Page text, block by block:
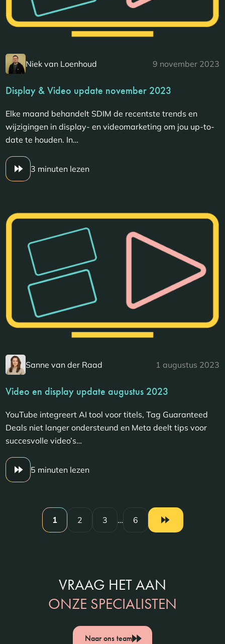
Niek van Loenhoud 9 november 2023
Display & Video update november 2023
Elke maand behandelt SDIM de recentste trends en
wijzigingen in display- en videomarketing om jou up-to-
date te houden. In…
3 minuten lezen
Sanne van der Raad 1 augustus 2023
Video en display update augustus 2023
YouTube integreert AI tool voor titels, Tag Guaranteed
Deals niet langer ondersteund en Meta deelt tips voor
succesvolle video’s…
5 minuten lezen
1 2 3 … 6
VRAAG HET AAN
ONZE SPECIALISTEN
Naar ons team